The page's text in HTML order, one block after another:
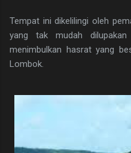
Tempat ini dikelilingi oleh
yang tak mudah
menimbulkan hasrat yang
Lombok.